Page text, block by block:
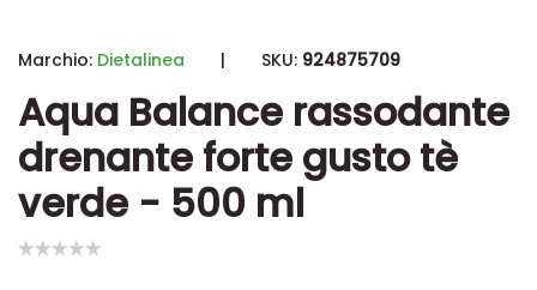
Marchio: Dietalinea | SKU: 924875709
Aqua Balance rassodante
drenante forte gusto tè
verde - 500 ml